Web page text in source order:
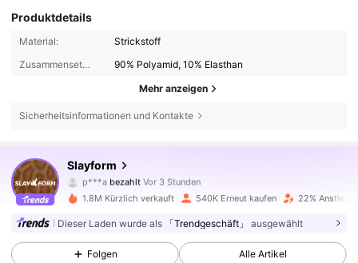
Produktdetails
Material:
Strickstoff
Zusammensetzung:
90% Polyamid, 10% Elasthan
Mehr anzeigen
Sicherheitsinformationen und Kontakte
Slayform
4,84
280K Follower
p***a
n***tistVor 7 Stundengefolgt
1.8M Kürzlich verkauft 540K Erneut kaufen 22% Anstieg
Dieser Laden wurde als 「Trendgeschäft」 ausgewählt
Folgen Alle Artikel